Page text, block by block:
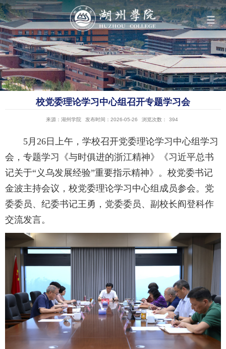
导航
学院概况
人才培养
科学研究
队伍建设
招生就业
合作交流
校园生活
信息服务
校党委理论学习中心组召开专题学习会
来源：湖州学院 发布时间：2026-05-26 浏览次数： 394
5月26日上午，学校召开党委理论学习中心组学习
会，专题学习《与时俱进的浙江精神》《习近平总书
记关于“义乌发展经验”重要指示精神》。校党委书记
金波主持会议，校党委理论学习中心组成员参会。党
委委员、纪委书记王勇，党委委员、副校长阎登科作
交流发言。